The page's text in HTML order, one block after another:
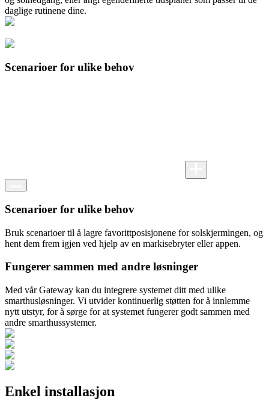
daglige rutinene dine.
Scenarioer for ulike behov
Scenarioer for ulike behov
Bruk scenarioer til å lagre favorittposisjonene for solskjermingen, og
hent dem frem igjen ved hjelp av en markisebryter eller appen.
Fungerer sammen med andre løsninger
Med vår Gateway kan du integrere systemet ditt med ulike
smarthusløsninger. Vi utvider kontinuerlig støtten for å innlemme
nytt utstyr, for å sørge for at systemet fungerer godt sammen med
andre smarthussystemer.
Enkel installasjon